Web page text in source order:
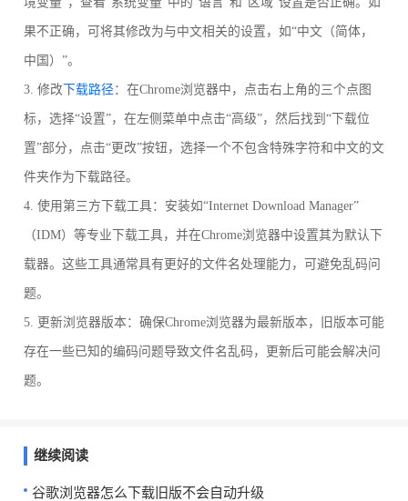
果不正确，可将其修改为与中文相关的设置，如“中文（简体，
中国）”。
3. 修改下载路径 ：在Chrome浏览器中，点击右上角的三个点图
标，选择“设置”，在左侧菜单中点击“高级”，然后找到“下载位
置”部分，点击“更改”按钮，选择一个不包含特殊字符和中文的文
件夹作为下载路径。
4. 使用第三方下载工具：安装如“Internet Download Manager”
（IDM）等专业下载工具，并在Chrome浏览器中设置其为默认下
载器。这些工具通常具有更好的文件名处理能力，可避免乱码问
题。
5. 更新浏览器版本：确保Chrome浏览器为最新版本，旧版本可能
存在一些已知的编码问题导致文件名乱码，更新后可能会解决问
题。
继续阅读
谷歌浏览器怎么下载旧版不会自动升级